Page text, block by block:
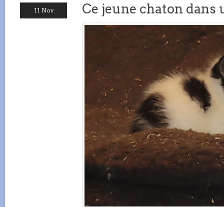
11 Nov Ce jeune chaton dans